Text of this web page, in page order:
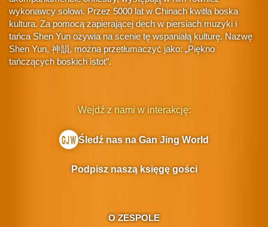
wykonawcy solowi. Przez 5000 lat w Chinach kwitła boska
kultura. Za pomocą zapierającej dech w piersiach muzyki i
tańca Shen Yun ożywia na scenie tę wspaniałą kulturę. Nazwę
Shen Yun, 神韻, można przetłumaczyć jako: „Piękno
tańczących boskich istot”.
O ZESPOLE
Wejdź z nami w interakcję:
Śledź nas na Gan Jing World
Podpisz naszą księgę gości